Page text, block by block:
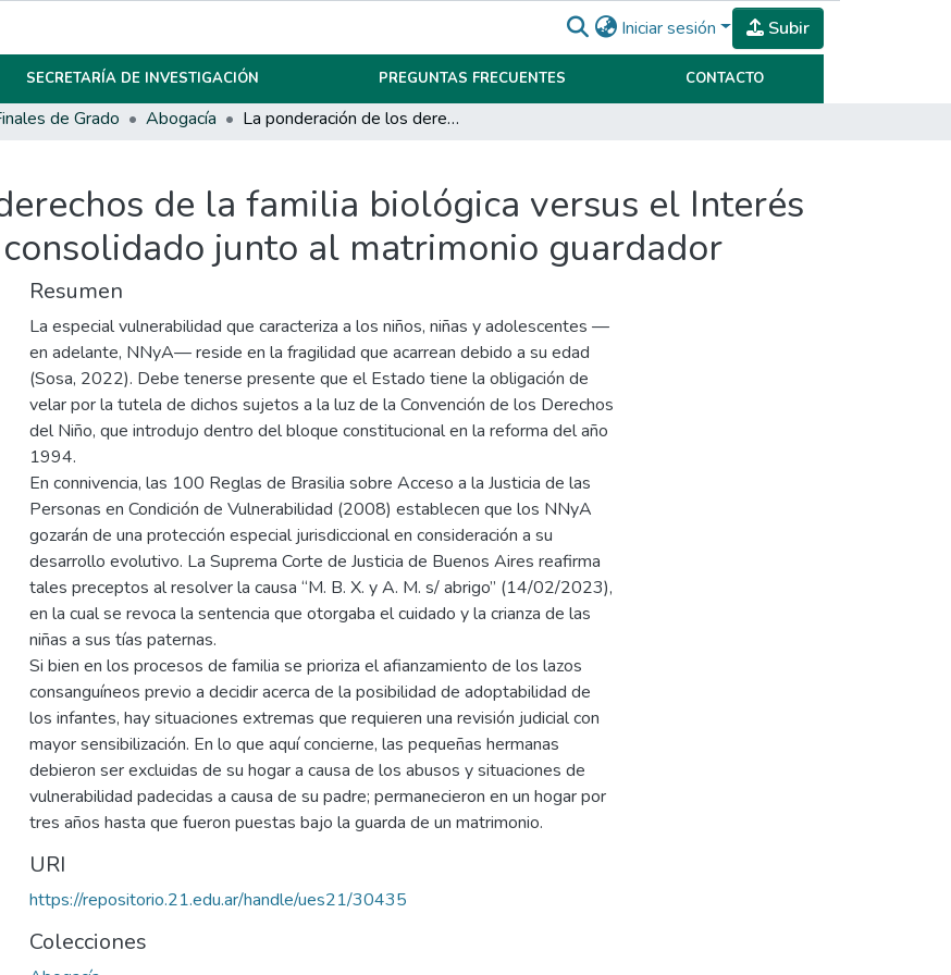
Iniciar sesión Subir
SECRETARÍA DE INVESTIGACIÓN PREGUNTAS FRECUENTES CONTACTO
de Grado Abogacía La ponderación de los derechos de la familia biológica versus el Interés Superior de unas niñas consolidado junto al matrimonio guardador
de la familia biológica versus el Interés
junto al matrimonio guardador
Resumen
La especial vulnerabilidad que caracteriza a los niños, niñas y adolescentes —
en adelante, NNyA— reside en la fragilidad que acarrean debido a su edad
(Sosa, 2022). Debe tenerse presente que el Estado tiene la obligación de
velar por la tutela de dichos sujetos a la luz de la Convención de los Derechos
del Niño, que introdujo dentro del bloque constitucional en la reforma del año
1994.
En connivencia, las 100 Reglas de Brasilia sobre Acceso a la Justicia de las
Personas en Condición de Vulnerabilidad (2008) establecen que los NNyA
gozarán de una protección especial jurisdiccional en consideración a su
desarrollo evolutivo. La Suprema Corte de Justicia de Buenos Aires reafirma
tales preceptos al resolver la causa “M. B. X. y A. M. s/ abrigo” (14/02/2023),
en la cual se revoca la sentencia que otorgaba el cuidado y la crianza de las
niñas a sus tías paternas.
Si bien en los procesos de familia se prioriza el afianzamiento de los lazos
consanguíneos previo a decidir acerca de la posibilidad de adoptabilidad de
los infantes, hay situaciones extremas que requieren una revisión judicial con
mayor sensibilización. En lo que aquí concierne, las pequeñas hermanas
debieron ser excluidas de su hogar a causa de los abusos y situaciones de
vulnerabilidad padecidas a causa de su padre; permanecieron en un hogar por
tres años hasta que fueron puestas bajo la guarda de un matrimonio.
URI
https://repositorio.21.edu.ar/handle/ues21/30435
Colecciones